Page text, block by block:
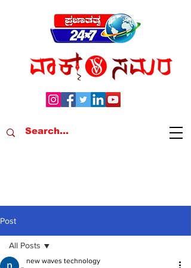
Post
All Posts
new waves technology